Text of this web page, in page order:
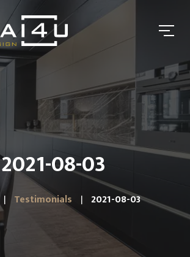
2021-08-03
Testimonials 2021-08-03